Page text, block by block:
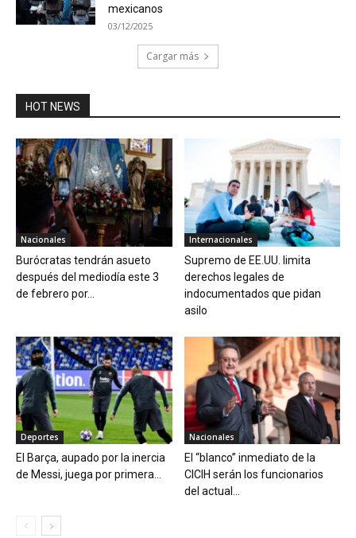
mexicanos
03/12/2025
Cargar más
HOT NEWS
Nacionales
Burócratas tendrán asueto
después del mediodía este 3
de febrero por...
Internacionales
Supremo de EE.UU. limita
derechos legales de
indocumentados que pidan
asilo
Deportes
El Barça, aupado por la inercia
de Messi, juega por primera...
Nacionales
El “blanco” inmediato de la
CICIH serán los funcionarios
del actual...